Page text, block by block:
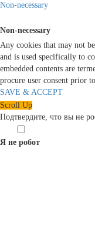
Non-necessary
Non-necessary
Any cookies that may not
and is used specifically to
embedded contents are
procure user consent prior
SAVE & ACCEPT
Scroll Up
Подтвердите, что вы не
Я не робот